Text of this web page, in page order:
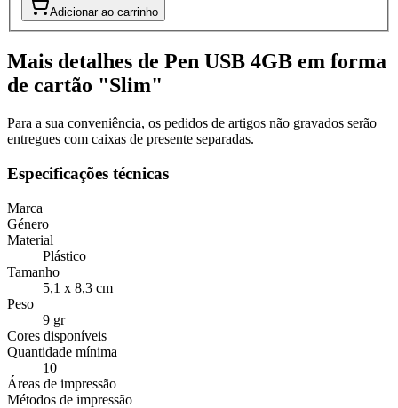
Adicionar ao carrinho
Mais detalhes de Pen USB 4GB em forma
de cartão "Slim"
Para a sua conveniência, os pedidos de artigos não gravados serão
entregues com caixas de presente separadas.
Especificações técnicas
Marca
Género
Material
Plástico
Tamanho
5,1 x 8,3 cm
Peso
9 gr
Cores disponíveis
Quantidade mínima
10
Áreas de impressão
Métodos de impressão